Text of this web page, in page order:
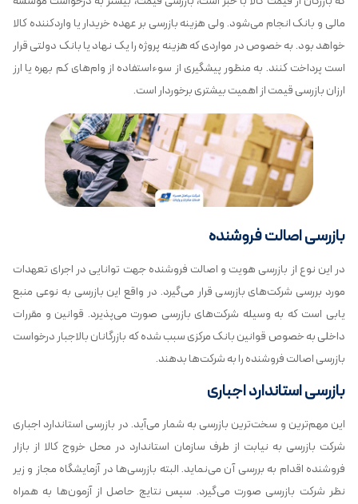
مالی و بانک انجام می‌شود. ولی هزینه بازرسی بر عهده خریدار یا واردکننده کالا
خواهد بود. به خصوص در مواردی که هزینه پروژه را یک‌ نهاد یا بانک دولتی قرار
است پرداخت کنند. به منظور پیشگیری از سوءاستفاده از وام‌های کم بهره یا ارز
ارزان بازرسی قیمت از اهمیت بیشتری برخوردار است.
بازرسی اصالت فروشنده
در این نوع از بازرسی هویت و اصالت فروشنده جهت توانایی در اجرای تعهدات
مورد بررسی شرکت‌های بازرسی قرار می‌گیرد. در واقع این بازرسی به نوعی منبع
یابی است که به وسیله شرکت‌های بازرسی صورت می‌پذیرد. قوانین و مقررات
داخلی به خصوص قوانین بانک مرکزی سبب شده که بازرگانان بالاجبار درخواست
بازرسی اصالت فروشنده را به شرکت‌ها بدهند.
بازرسی استاندارد اجباری
این مهم‌ترین و سخت‌ترین بازرسی به شمار می‌آید. در بازرسی استاندارد اجباری
شرکت بازرسی به نیابت از طرف سازمان استاندارد در محل خروج کالا از بازار
فروشنده اقدام به بررسی آن می‌نماید. البته بازرسی‌ها در آزمایشگاه مجاز و زیر
نظر شرکت بازرسی صورت می‌گیرد. سپس نتایج حاصل از آزمون‌ها به همراه